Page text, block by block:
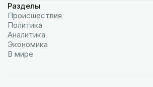
Разделы
Происшествия
Политика
Аналитика
Экономика
В мире